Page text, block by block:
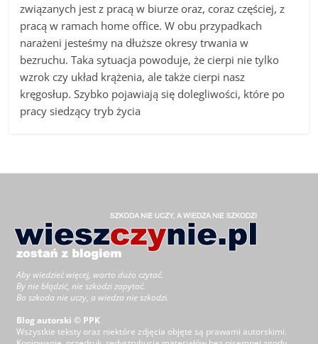
związanych jest z pracą w biurze oraz, coraz częściej, z
pracą w ramach home office. W obu przypadkach
narażeni jesteśmy na dłuższe okresy trwania w
bezruchu. Taka sytuacja powoduje, że cierpi nie tylko
wzrok czy układ krążenia, ale także cierpi nasz
kręgosłup. Szybko pojawiają się dolegliwości, które po
pracy siedzący tryb życia
Aby wiedzieć więcej, warto dużo czytać.
By nie błądzić, nie szkodzi zapytać.
Bo szkoda nie uczy, a wiedza nie szkodzi.
Blog autorski © PPK
Wszystkie teksty oraz niektóre zdjęcia objęte są prawami autorskimi.